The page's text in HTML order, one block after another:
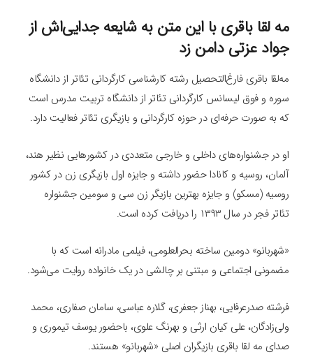
مه لقا باقری با این متن به شایعه جدایی‌اش از
جواد عزتی دامن زد
مه‌لقا باقری فارغ‌التحصیل رشته کارشناسی کارگردانی تئاتر از دانشگاه
سوره و فوق لیسانس کارگردانی تئاتر از دانشگاه تربیت مدرس است
که به صورت حرفه‌ای در حوزه کارگردانی و بازیگری تئاتر فعالیت دارد.
او در جشنواره‌های داخلی و خارجی متعددی در کشورهایی نظیر هند،
آلمان، روسیه و کانادا حضور داشته و جایزه اول بازیگری زن در کشور
روسیه (مسکو) و جایزه بهترین بازیگر زن سی و سومین جشنواره
تئاتر فجر در سال ۱۳۹۳ را دریافت کرده است.
«شهربانو» دومین ساخته بحرالعلومی، فیلمی مادرانه است که با
مضمونی اجتماعی و مبتنی بر چالشی در یک خانواده روایت می‌شود.
فرشته صدرعرفایی، بهناز جعفری، گلاره عباسی، سامان صفاری، محمد
ولی‌زادگان، علی کیان ارثی و بهرنگ علوی، باحضور یوسف تیموری و
صدای مه لقا باقری بازیگران اصلی «شهربانو» هستند.